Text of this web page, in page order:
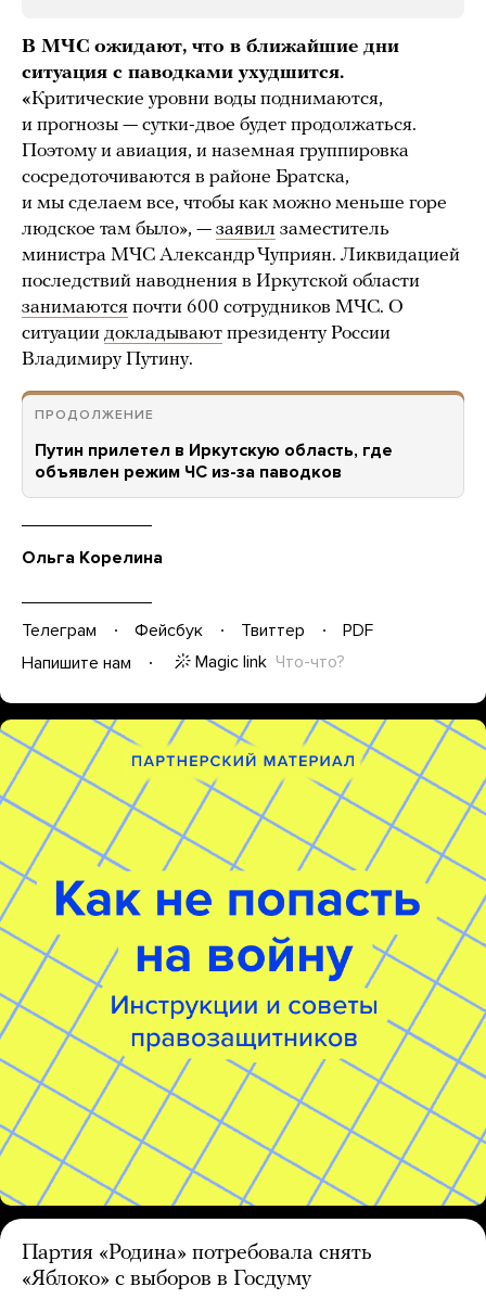
В МЧС ожидают, что в ближайшие дни
ситуация с паводками ухудшится.
«Критические уровни воды поднимаются,
и прогнозы — сутки-двое будет продолжаться.
Поэтому и авиация, и наземная группировка
сосредоточиваются в районе Братска,
и мы сделаем все, чтобы как можно меньше горе
людское там было», — заявил заместитель
министра МЧС Александр Чуприян. Ликвидацией
последствий наводнения в Иркутской области
занимаются почти 600 сотрудников МЧС. О
ситуации докладывают президенту России
Владимиру Путину.
ПРОДОЛЖЕНИЕ
Путин прилетел в Иркутскую область, где
объявлен режим ЧС из-за паводков
Ольга Корелина
Телеграм Фейсбук Твиттер
PDF
Напишите нам
Magic link Что-что?
Партия «Родина» потребовала снять
«Яблоко» с выборов в Госдуму